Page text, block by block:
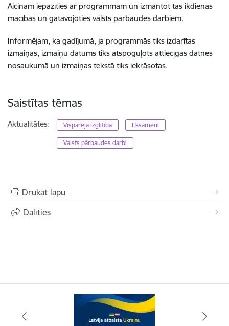
Aicinām iepazīties ar programmām un izmantot tās ikdienas
mācībās un gatavojoties valsts pārbaudes darbiem.
Informējam, ka gadījumā, ja programmās tiks izdarītas
izmaiņas, izmaiņu datums tiks atspoguļots attiecīgās datnes
nosaukumā un izmaiņas tekstā tiks iekrāsotas.
Saistītas tēmas
Aktualitātes: Visparējā izglītība Eksāmeni
Valsts pārbaudes darbi
Drukāt lapu
Dalīties